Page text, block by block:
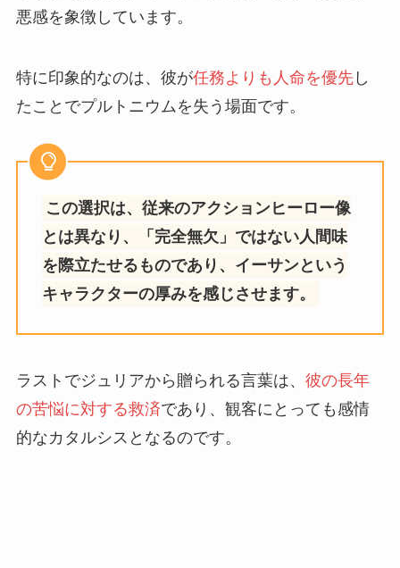
悪感を象徴しています。
特に印象的なのは、彼が任務よりも人命を優先し
たことでプルトニウムを失う場面です。
この選択は、従来のアクションヒーロー像
とは異なり、「完全無欠」ではない人間味
を際立たせるものであり、イーサンという
キャラクターの厚みを感じさせます。
ラストでジュリアから贈られる言葉は、 彼の長年
の苦悩に対する救済であり、観客にとっても感情
的なカタルシスとなるのです。